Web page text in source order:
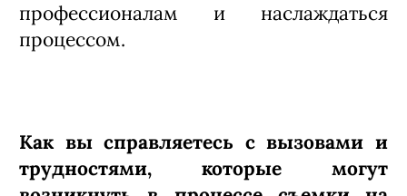
профессионалам и наслаждаться
процессом.
Как вы справляетесь с вызовами и
трудностями, которые могут